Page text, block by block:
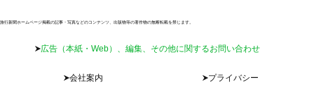
旅行新聞ホームページ掲載の記事・写真などのコンテンツ、出版物等の著作物の無断転載を禁じます。
広告（本紙・Web）、編集、その他に関するお問い合わせ
会社案内
プライバシー